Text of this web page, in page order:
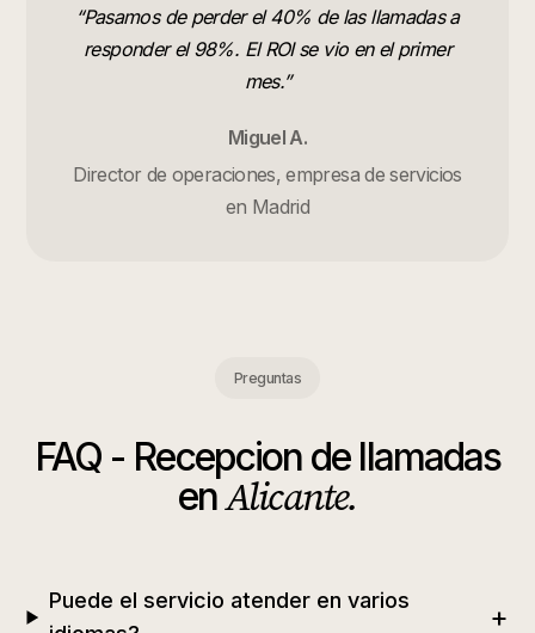
“Pasamos de perder el 40% de las llamadas a
responder el 98%. El ROI se vio en el primer
mes.”
Miguel A.
Director de operaciones, empresa de servicios
en Madrid
Preguntas
FAQ - Recepcion de llamadas
enAlicante.
Puede el servicio atender en varios
+